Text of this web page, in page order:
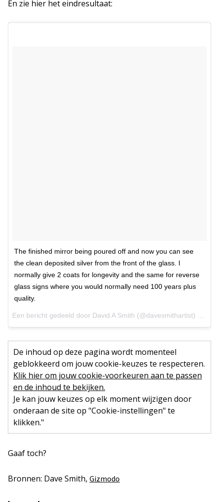
En zie hier het eindresultaat:
The finished mirror being poured off and now you can see
the clean deposited silver from the front of the glass. I
normally give 2 coats for longevity and the same for reverse
glass signs where you would normally need 100 years plus
quality.
De inhoud op deze pagina wordt momenteel
geblokkeerd om jouw cookie-keuzes te respecteren.
Klik hier om jouw cookie-voorkeuren aan te passen
en de inhoud te bekijken.
Je kan jouw keuzes op elk moment wijzigen door
onderaan de site op "Cookie-instellingen" te
klikken."
Gaaf toch?
Bronnen: Dave Smith, Gizmodo